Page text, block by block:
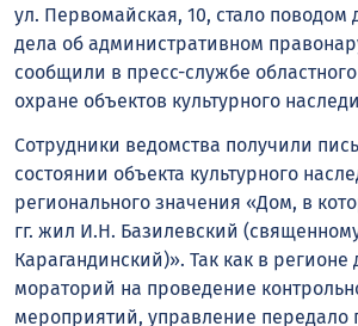
ул. Первомайская, 10, стало поводом
дела об административном
сообщили в пресс-службе
охране объектов культурного
Сотрудники ведомства получили
состоянии объекта культурного
регионального значения «Дом, в
гг. жил И.Н. Базилевский
Карагандинский)». Так как в регионе
мораторий на проведение
мероприятий, управление передало